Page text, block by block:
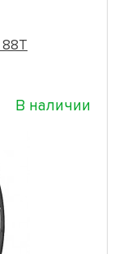
88T
В наличии